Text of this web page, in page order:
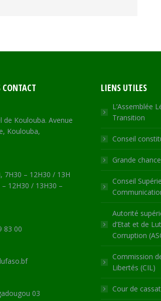
de Koulouba. Avenue
Koulouba,
7H30 – 12H30 / 13H
12H30 / 13H30 –
83 00
03
LIENS UTILES
L’Assemblée
Transition
Conseil
Grande
Conseil
Autorité
d’Etat et de
Corruption
Commission
Libertés (CIL)
Cour de